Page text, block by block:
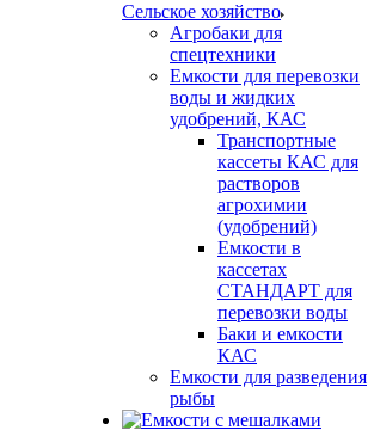
Сельское хозяйство
Агробаки для
спецтехники
Емкости для перевозки
воды и жидких
удобрений, КАС
Транспортные
кассеты КАС для
растворов
агрохимии
(удобрений)
Емкости в
кассетах
СТАНДАРТ для
перевозки воды
Баки и емкости
КАС
Емкости для разведения
рыбы